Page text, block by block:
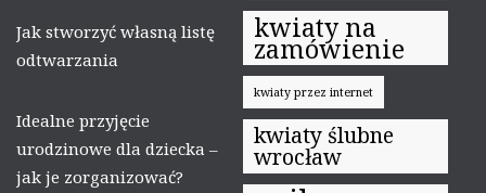
Jak stworzyć własną listę
odtwarzania
Idealne przyjęcie
urodzinowe dla dziecka –
jak je zorganizować?
kwiaty na
zamówienie
kwiaty przez internet
kwiaty ślubne
wrocław